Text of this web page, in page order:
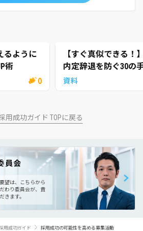
るように
術
0
【すぐ真似できる！
内定辞退を防ぐ30の
資料
用成功ガイド TOPに戻る
員会
望は、こちらから
わり委員会が、責
きます。
用成功ガイド 採用成功の可能性を高める募集活動